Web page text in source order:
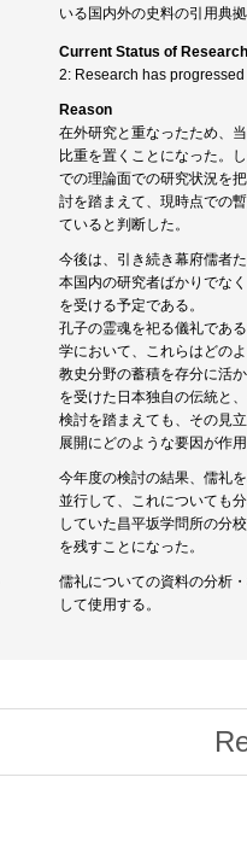
いる国内外の史料の引用典
Current Status of
2: Research has
Reason
在外研究と重なったため、
比重を置くことになった。
での理論面での研究状況を
討を踏まえて、現時点での
ていると判断した。
今後は、引き続き幕府儒者
本国内の研究者ばかりでな
を受ける予定である。
孔子の霊魂を祀る儀礼であ
学において、これらはどの
教史分野の蓄積を存分に活
を受けた日本独自の伝統と
検討を踏まえても、その見
展開にどのような要因が作
今年度の検討の結果、儒礼
並行して、これについても
していた昌平坂学問所の分
を残すことになった。
儒礼についての資料の分析
して使用する。